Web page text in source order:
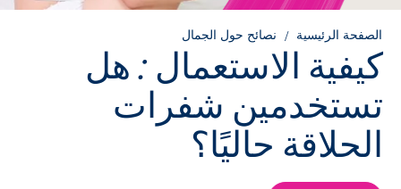
الصفحة الرئيسية نصائح حول الجمال
كيفية الاستعمال : هل
تستخدمين شفرات
الحلاقة حاليًا؟